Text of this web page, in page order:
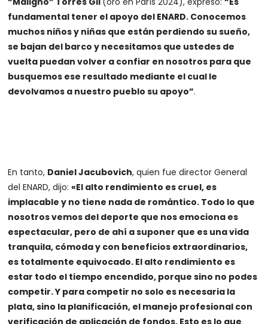
fundamental tener el apoyo del ENARD. Conocemos
muchos niños y niñas que están perdiendo su sueño,
se bajan del barco y necesitamos que ustedes de
vuelta puedan volver a confiar en nosotros para que
busquemos ese resultado mediante el cual le
devolvamos a nuestro pueblo su apoyo”.
En tanto, Daniel Jacubovich, quien fue director General
del ENARD, dijo:«El alto rendimiento es cruel, es
implacable y no tiene nada de romántico. Todo lo que
nosotros vemos del deporte que nos emociona es
espectacular, pero de ahí a suponer que es una vida
tranquila, cómoda y con beneficios extraordinarios,
es totalmente equivocado. El alto rendimiento es
estar todo el tiempo encendido, porque sino no podes
competir. Y para competir no solo es necesaria la
plata, sino la planificación, el manejo profesional con
verificación de aplicación de fondos. Esto es lo que